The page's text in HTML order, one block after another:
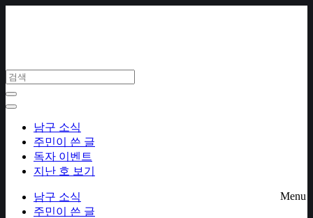
남구 소식
주민이 쓴 글
독자 이벤트
지난 호 보기
Menu
남구 소식
주민이 쓴 글